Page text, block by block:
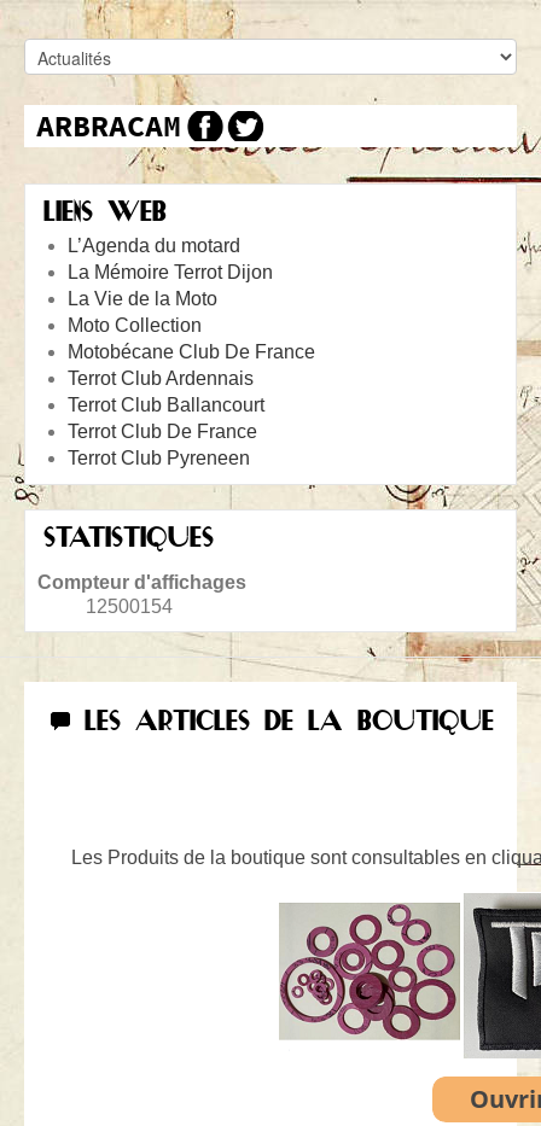
LIENS WEB
L’Agenda du motard
La Mémoire Terrot Dijon
La Vie de la Moto
Moto Collection
Motobécane Club De France
Terrot Club Ardennais
Terrot Club Ballancourt
Terrot Club De France
Terrot Club Pyreneen
STATISTIQUES
Compteur d'affichages
12500154
LES ARTICLES DE LA BOUTIQUE
Les Produits de la boutique sont consultables en